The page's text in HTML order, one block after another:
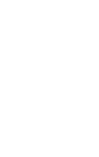
Huila